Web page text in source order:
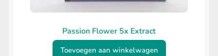
Passion Flower 5x Extract
Toevoegen aan winkelwagen